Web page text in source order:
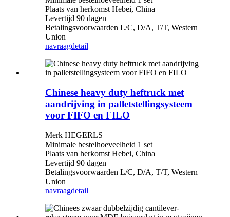
Plaats van herkomst Hebei, China
Levertijd 90 dagen
Betalingsvoorwaarden L/C, D/A, T/T, Western
Union
navraagdetail
Chinese heavy duty heftruck met
aandrijving in palletstellingsysteem
voor FIFO en FILO
Merk HEGERLS
Minimale bestelhoeveelheid 1 set
Plaats van herkomst Hebei, China
Levertijd 90 dagen
Betalingsvoorwaarden L/C, D/A, T/T, Western
Union
navraagdetail